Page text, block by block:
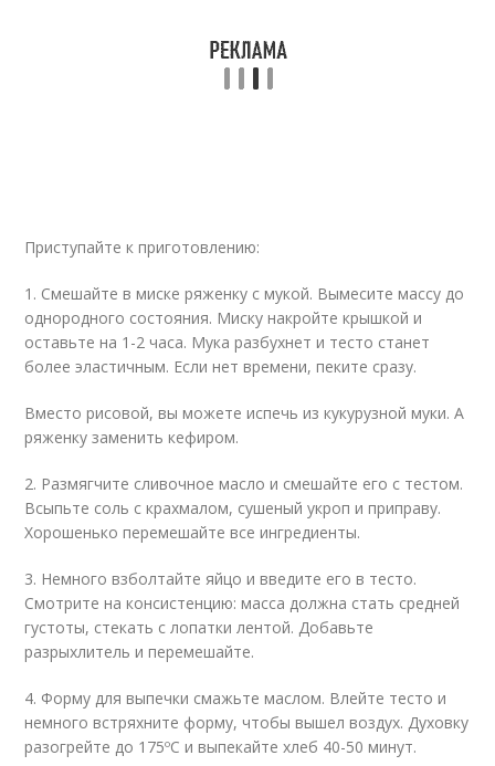
Приступайте к приготовлению:
1. Смешайте в миске ряженку с мукой. Вымесите массу до
однородного состояния. Миску накройте крышкой и
оставьте на 1-2 часа. Мука разбухнет и тесто станет
более эластичным. Если нет времени, пеките сразу.
Вместо рисовой, вы можете испечь из кукурузной муки. А
ряженку заменить кефиром.
2. Размягчите сливочное масло и смешайте его с тестом.
Всыпьте соль с крахмалом, сушеный укроп и приправу.
Хорошенько перемешайте все ингредиенты.
3. Немного взболтайте яйцо и введите его в тесто.
Смотрите на консистенцию: масса должна стать средней
густоты, стекать с лопатки лентой. Добавьте
разрыхлитель и перемешайте.
4. Форму для выпечки смажьте маслом. Влейте тесто и
немного встряхните форму, чтобы вышел воздух. Духовку
разогрейте до 175ºС и выпекайте хлеб 40-50 минут.